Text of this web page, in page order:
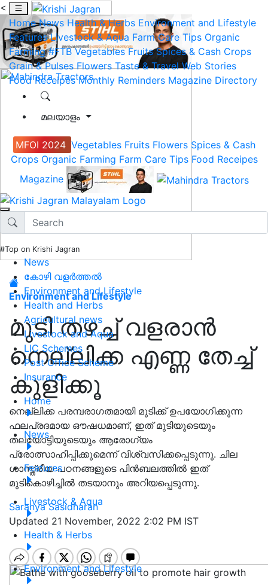
<
Home News Health & Herbs Environment and Lifestyle
Features Livestock & Aqua Farm Care Tips Organic
Farming #FTB Vegetables Fruits Spices & Cash Crops
Grain & Pulses Flowers Taste & Travel Web Stories
Food Receipes Monthly Reminders Magazine Directory
മലയാളം
MFOI 2024 Vegetables Fruits Flowers Spices & Cash
Crops Organic Farming Farm Care Tips Food Receipes
Magazine
#Top on Krishi Jagran
News
കോഴി വളർത്തൽ
Environment and Lifestyle
Health and Herbs
Agricultural news
Livestock and Aqua
LIC Schemes
Post Office Scheme
Insurance
Home
News
Features
Livestock & Aqua
Health & Herbs
Environment and Lifestyle
Environment and Lifestyle
മുടി തഴച്ച് വളരാൻ
നെല്ലിക്ക എണ്ണ തേച്ച്
കുളിക്കൂ
നെല്ലിക്ക പരമ്പരാഗതമായി മുടിക്ക് ഉപയോഗിക്കുന്ന
ഫലപ്രദമായ ഔഷധമാണ്, ഇത് മുടിയുടെയും
തലയോട്ടിയുടെയും ആരോഗ്യം
പ്രോത്സാഹിപ്പിക്കുമെന്ന് വിശ്വസിക്കപ്പെടുന്നു. ചില
ശാസ്ത്രീയ പഠനങ്ങളുടെ പിൻബലത്തിൽ ഇത്
മുടികൊഴിച്ചിൽ തടയാനും അറിയപ്പെടുന്നു.
Saranya Sasidharan
Updated 21 November, 2022 2:02 PM IST